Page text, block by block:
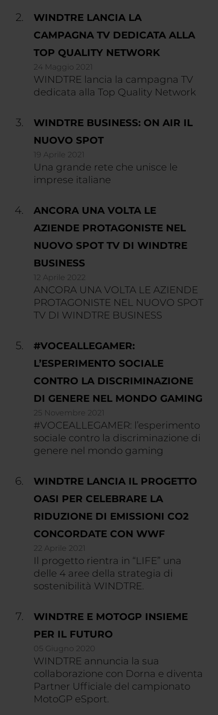
WINDTRE LANCIA LA
CAMPAGNA TV DEDICATA ALLA
TOP QUALITY NETWORK
24 Maggio 2021
WINDTRE lancia la campagna TV
dedicata alla Top Quality Network
WINDTRE BUSINESS: ON AIR IL
NUOVO SPOT
19 Aprile 2021
Una grande rete che unisce le
imprese italiane
ANCORA UNA VOLTA LE
AZIENDE PROTAGONISTE NEL
NUOVO SPOT TV DI WINDTRE
BUSINESS
12 Aprile 2022
ANCORA UNA VOLTA LE AZIENDE
PROTAGONISTE NEL NUOVO SPOT
TV DI WINDTRE BUSINESS
#VOCEALLEGAMER:
L’ESPERIMENTO SOCIALE
CONTRO LA DISCRIMINAZIONE
DI GENERE NEL MONDO GAMING
25 Novembre 2021
#VOCEALLEGAMER: l’esperimento
sociale contro la discriminazione di
genere nel mondo gaming
WINDTRE LANCIA IL PROGETTO
OASI PER CELEBRARE LA
RIDUZIONE DI EMISSIONI CO2
CONCORDATE CON WWF
22 Aprile 2021
Il progetto rientra in “LIFE” una
delle 4 aree della strategia di
sostenibilità WINDTRE.
WINDTRE E MOTOGP INSIEME
PER IL FUTURO
05 Giugno 2020
WINDTRE annuncia la sua
collaborazione con Dorna e diventa
Partner Ufficiale del campionato
MotoGP eSport.